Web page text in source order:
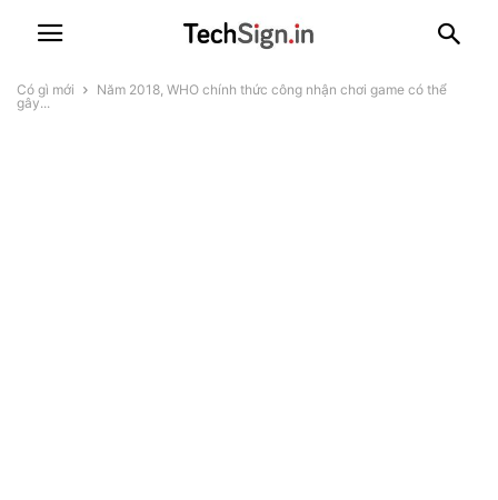
Có gì mới
Năm 2018, WHO chính thức công nhận chơi game có thể
gây...